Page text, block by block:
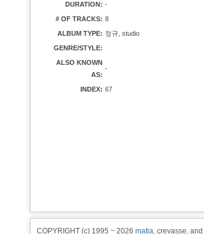
DURATION: -
# OF TRACKS: 8
ALBUM TYPE: 정규, studio
GENRE/STYLE:
ALSO KNOWN
AS:
-
INDEX: 67
COPYRIGHT (c) 1995 ~ 2026 matia, crevasse, and